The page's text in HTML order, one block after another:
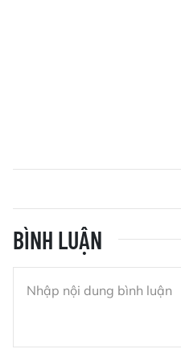
BÌNH LUẬN